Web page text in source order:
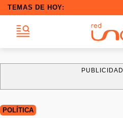
TEMAS DE HOY:
PUBLICIDAD
POLÍTICA